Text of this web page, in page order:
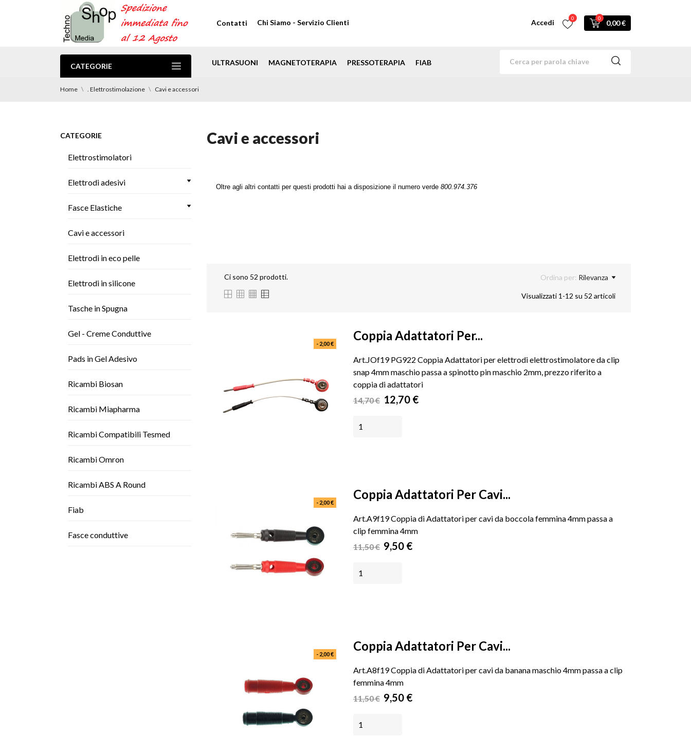
Contatti Chi Siamo - Servizio Clienti Accedi 0 0
0,00 €
CATEGORIE ULTRASUONI MAGNETOTERAPIA PRESSOTERAPIA FIAB
Home . Elettrostimolazione Cavi e accessori
CATEGORIE
Elettrostimolatori
Elettrodi adesivi
Fasce Elastiche
Cavi e accessori
Elettrodi in eco pelle
Elettrodi in silicone
Tasche in Spugna
Gel - Creme Conduttive
Pads in Gel Adesivo
Ricambi Biosan
Ricambi Miapharma
Ricambi Compatibili Tesmed
Ricambi Omron
Ricambi ABS A Round
Fiab
Fasce conduttive
Cavi e accessori
Oltre agli altri contatti per questi prodotti hai a disposizione il numero verde 800.974.376
Ci sono 52 prodotti. Ordina per: Rilevanza
Visualizzati 1-12 su 52 articoli
Coppia Adattatori Per...
Art.JOf19 PG922 Coppia Adattatori per elettrodi elettrostimolatore da clip
snap 4mm maschio passa a spinotto pin maschio 2mm, prezzo riferito a
coppia di adattatori
Prezzo
14,70 € Prezzo
12,70 €
- 2,00 €
Coppia Adattatori Per Cavi...
Art.A9f19 Coppia di Adattatori per cavi da boccola femmina 4mm passa a
clip femmina 4mm
Prezzo
11,50 € Prezzo
9,50 €
- 2,00 €
Coppia Adattatori Per Cavi...
Art.A8f19 Coppia di Adattatori per cavi da banana maschio 4mm passa a clip
femmina 4mm
Prezzo
11,50 € Prezzo
9,50 €
- 2,00 €